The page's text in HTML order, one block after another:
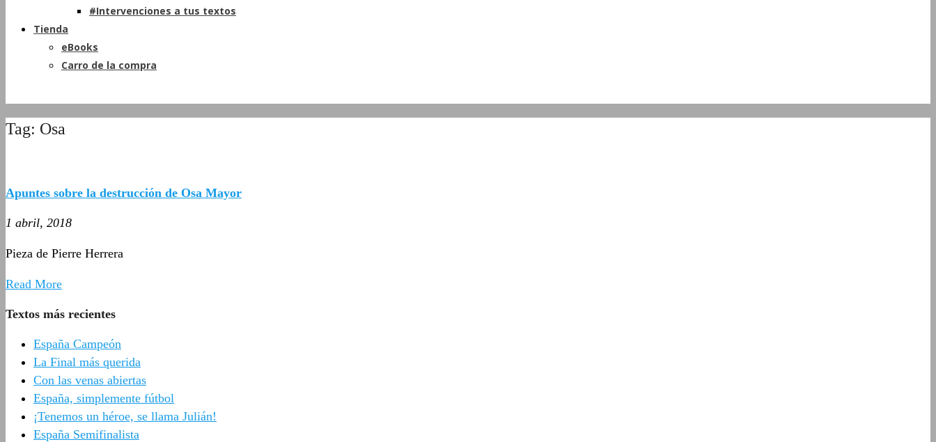
#Intervenciones a tus textos
Tienda
eBooks
Carro de la compra
Tag: Osa
Apuntes sobre la destrucción de Osa Mayor
1 abril, 2018
Pieza de Pierre Herrera
Read More
Textos más recientes
España Campeón
La Final más querida
Con las venas abiertas
España, simplemente fútbol
¡Tenemos un héroe, se llama Julián!
España Semifinalista